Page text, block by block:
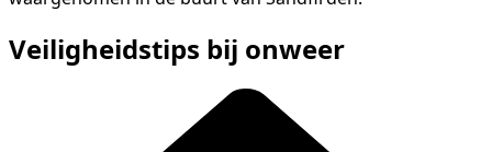
Veiligheidstips bij onweer